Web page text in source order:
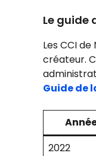
Le guide
Les CCI
créateur.
Guide de
2022